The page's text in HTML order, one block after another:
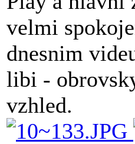
velmi
dnesnim
libi -
vzhled.